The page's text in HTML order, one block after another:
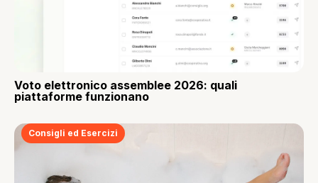
Voto elettronico assemblee 2026: quali
piattaforme funzionano
Consigli ed Esercizi